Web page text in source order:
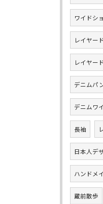
ワイドシ
レイヤー
レイヤー
デニムパ
デニムワ
長袖
日本人デ
ハンドメ
蔵前散歩